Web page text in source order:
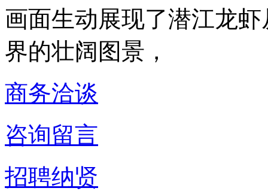
画面生动展现了潜江龙
界的壮阔图景，
商务洽谈
咨询留言
招聘纳贤